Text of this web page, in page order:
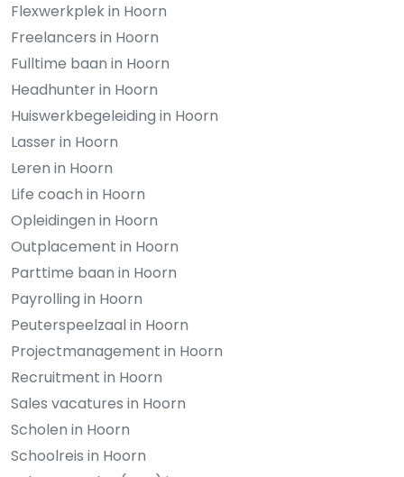
Flexwerkplek in Hoorn
Freelancers in Hoorn
Fulltime baan in Hoorn
Headhunter in Hoorn
Huiswerkbegeleiding in Hoorn
Lasser in Hoorn
Leren in Hoorn
Life coach in Hoorn
Opleidingen in Hoorn
Outplacement in Hoorn
Parttime baan in Hoorn
Payrolling in Hoorn
Peuterspeelzaal in Hoorn
Projectmanagement in Hoorn
Recruitment in Hoorn
Sales vacatures in Hoorn
Scholen in Hoorn
Schoolreis in Hoorn